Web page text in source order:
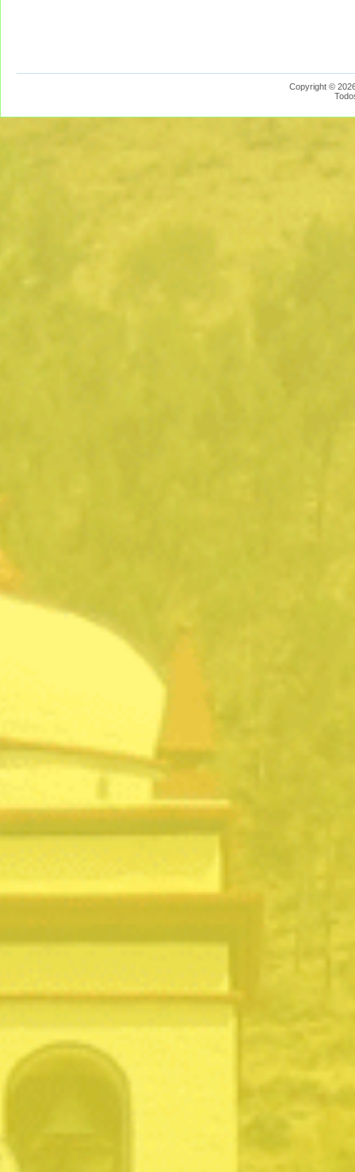
Copyright ©